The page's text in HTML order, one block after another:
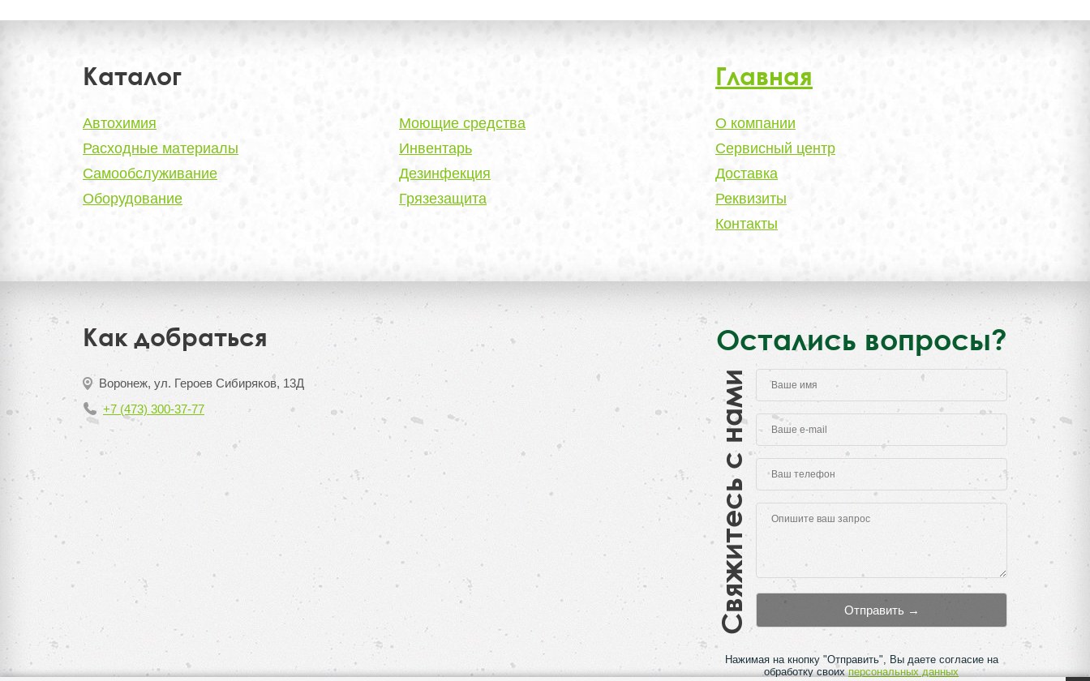
Каталог Главная
Автохимия
Расходные материалы
Самообслуживание
Оборудование
Моющие средства
Инвентарь
Дезинфекция
Грязезащита
О компании
Сервисный центр
Доставка
Реквизиты
Контакты
Как добраться
Воронеж, ул. Героев Сибиряков, 13Д
+7 (473) 300-37-77
Остались вопросы?
Свяжитесь с нами
Нажимая на кнопку "Отправить", Вы даете согласие на
обработку своихперсональных данных